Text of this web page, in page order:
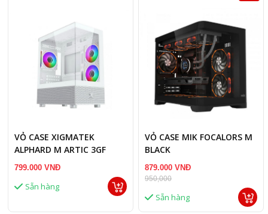
VỎ CASE XIGMATEK
ALPHARD M ARTIC 3GF
799.000 VNĐ
Sẵn hàng
VỎ CASE MIK FOCALORS M
BLACK
879.000 VNĐ
950,000
Sẵn hàng